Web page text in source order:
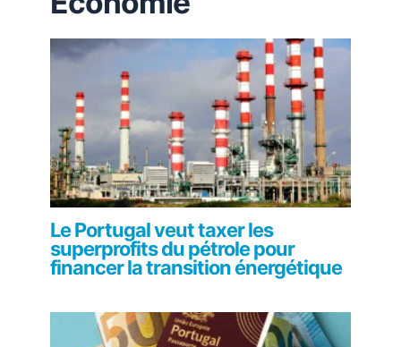
Le Portugal veut taxer les
superprofits du pétrole pour
financer la transition énergétique